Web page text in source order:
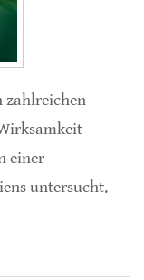
zahlreichen
einer
untersucht.